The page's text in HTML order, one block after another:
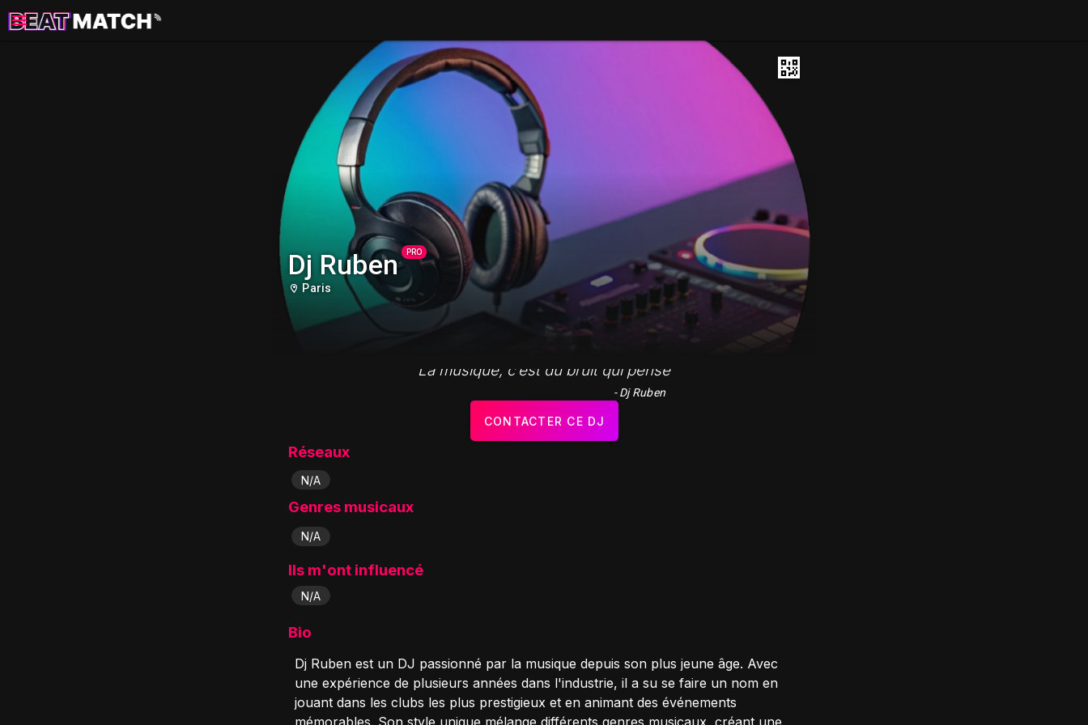
Dj Ruben PRO
Paris
"La musique, c’est du bruit qui pense"
- Dj Ruben
CONTACTER CE DJ
Réseaux
N/A
Genres musicaux
N/A
Ils m'ont influencé
N/A
Bio
Dj Ruben est un DJ passionné par la musique depuis son plus jeune âge. Avec
une expérience de plusieurs années dans l'industrie, il a su se faire un nom en
jouant dans les clubs les plus prestigieux et en animant des événements